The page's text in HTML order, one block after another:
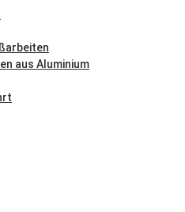
aus Aluminium